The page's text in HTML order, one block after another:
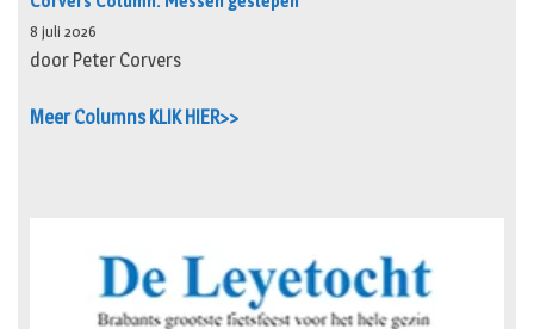
8 juli 2026
door Peter Corvers
Meer Columns KLIK HIER>>